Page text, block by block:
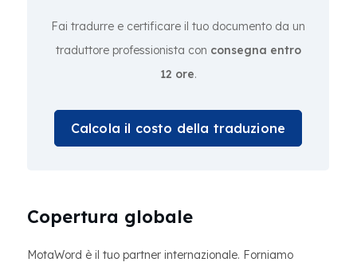
Fai tradurre e certificare il tuo documento da un
traduttore professionista con consegna entro
12 ore.
Calcola il costo della traduzione
Copertura globale
MotaWord è il tuo partner internazionale. Forniamo